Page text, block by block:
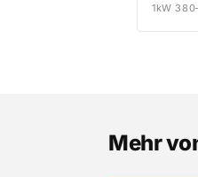
1kW
Mehr